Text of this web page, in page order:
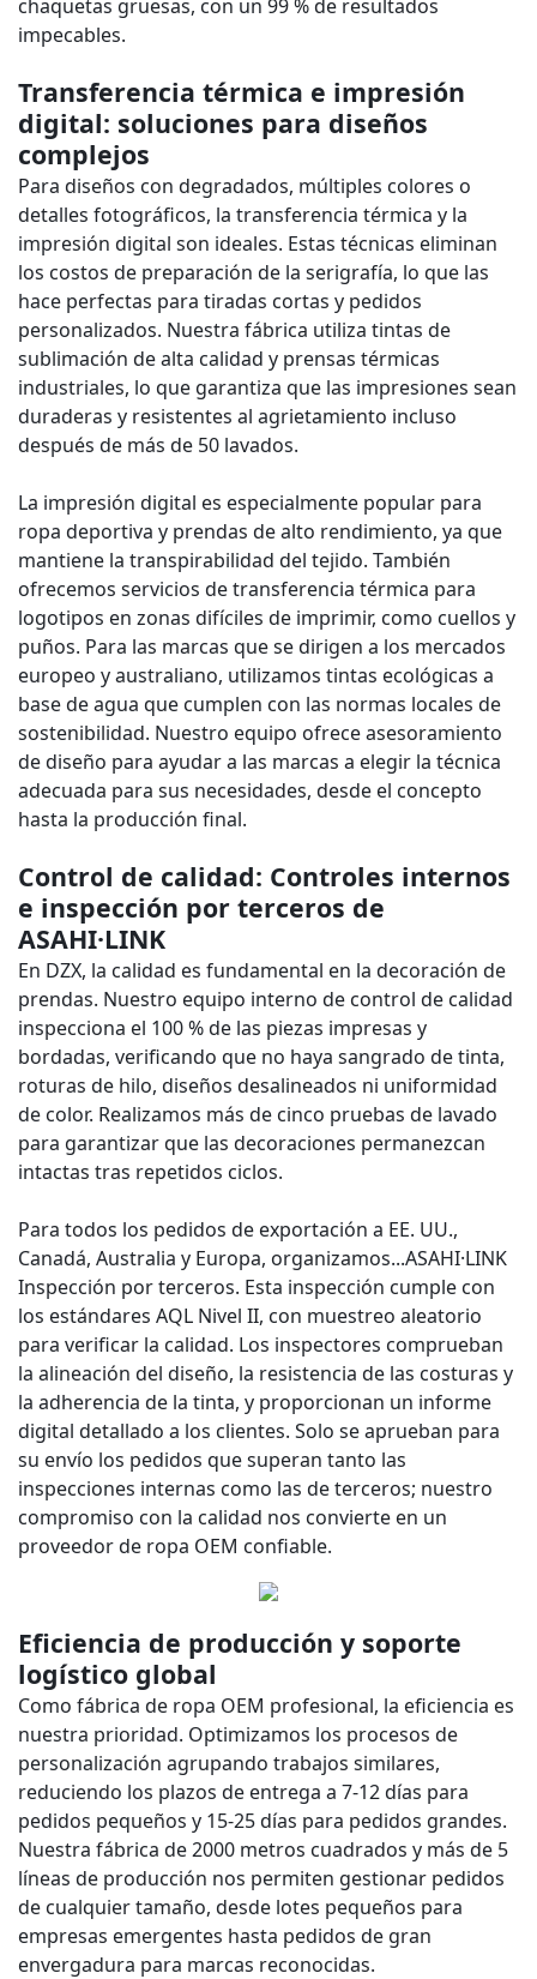
chaquetas gruesas, con un 99 % de resultados
impecables.
Transferencia térmica e impresión
digital: soluciones para diseños
complejos
Para diseños con degradados, múltiples colores o
detalles fotográficos, la transferencia térmica y la
impresión digital son ideales. Estas técnicas eliminan
los costos de preparación de la serigrafía, lo que las
hace perfectas para tiradas cortas y pedidos
personalizados. Nuestra fábrica utiliza tintas de
sublimación de alta calidad y prensas térmicas
industriales, lo que garantiza que las impresiones sean
duraderas y resistentes al agrietamiento incluso
después de más de 50 lavados.
La impresión digital es especialmente popular para
ropa deportiva y prendas de alto rendimiento, ya que
mantiene la transpirabilidad del tejido. También
ofrecemos servicios de transferencia térmica para
logotipos en zonas difíciles de imprimir, como cuellos y
puños. Para las marcas que se dirigen a los mercados
europeo y australiano, utilizamos tintas ecológicas a
base de agua que cumplen con las normas locales de
sostenibilidad. Nuestro equipo ofrece asesoramiento
de diseño para ayudar a las marcas a elegir la técnica
adecuada para sus necesidades, desde el concepto
hasta la producción final.
Control de calidad: Controles internos
e inspección por terceros de
ASAHI·LINK
En DZX, la calidad es fundamental en la decoración de
prendas. Nuestro equipo interno de control de calidad
inspecciona el 100 % de las piezas impresas y
bordadas, verificando que no haya sangrado de tinta,
roturas de hilo, diseños desalineados ni uniformidad
de color. Realizamos más de cinco pruebas de lavado
para garantizar que las decoraciones permanezcan
intactas tras repetidos ciclos.
Para todos los pedidos de exportación a EE. UU.,
Canadá, Australia y Europa, organizamos...ASAHI·LINK
Inspección por terceros. Esta inspección cumple con
los estándares AQL Nivel II, con muestreo aleatorio
para verificar la calidad. Los inspectores comprueban
la alineación del diseño, la resistencia de las costuras y
la adherencia de la tinta, y proporcionan un informe
digital detallado a los clientes. Solo se aprueban para
su envío los pedidos que superan tanto las
inspecciones internas como las de terceros; nuestro
compromiso con la calidad nos convierte en un
proveedor de ropa OEM confiable.
Eficiencia de producción y soporte
logístico global
Como fábrica de ropa OEM profesional, la eficiencia es
nuestra prioridad. Optimizamos los procesos de
personalización agrupando trabajos similares,
reduciendo los plazos de entrega a 7-12 días para
pedidos pequeños y 15-25 días para pedidos grandes.
Nuestra fábrica de 2000 metros cuadrados y más de 5
líneas de producción nos permiten gestionar pedidos
de cualquier tamaño, desde lotes pequeños para
empresas emergentes hasta pedidos de gran
envergadura para marcas reconocidas.